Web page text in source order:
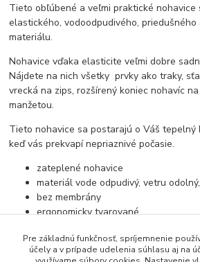
Tieto obľúbené a veľmi praktické nohavice
elastického, vodoodpudivého,
materiálu.
Nohavice vďaka elasticite veľmi dobre
Nájdete na nich všetky prvky ako traky,
vrecká na zips, rozšírený koniec nohavíc
manžetou.
Tieto nohavice sa postarajú o Váš tepelný
keď vás prekvapí nepriaznivé počasie.
zateplené nohavice
materiál vode odpudivý, vetru
bez membrány
ergonomicky tvarované
nastaviteľný pás
dve vrecká na zips
Pre základnú funkčnosť, spríjemnenie
účely a v prípade udelenia súhlasu aj na